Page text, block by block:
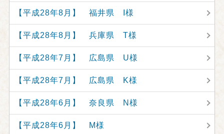
【平成28年8月】 福井県 I様
【平成28年8月】 兵庫県 T様
【平成28年7月】 広島県 U様
【平成28年7月】 広島県 K様
【平成28年6月】 奈良県 N様
【平成28年6月】 M様